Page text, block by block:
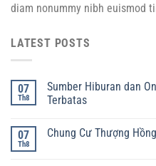
diam nonummy nibh euismod
LATEST POSTS
07
Th8
Sumber Hiburan dan
Terbatas
07
Th8
Chung Cư Thượng